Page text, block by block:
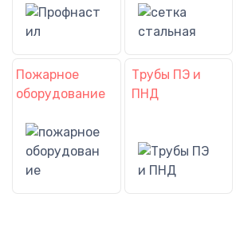
Пожарное
оборудование
Трубы ПЭ и
ПНД